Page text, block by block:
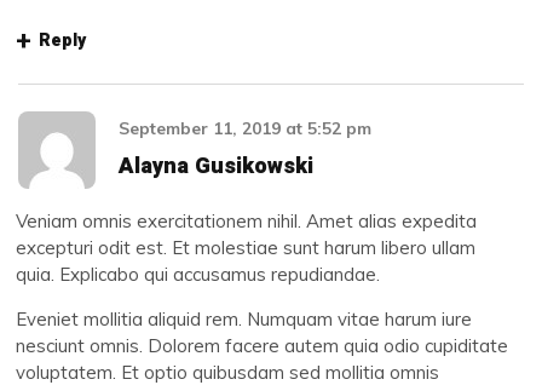
Reply
September 11, 2019 at 5:52 pm
Alayna Gusikowski
Veniam omnis exercitationem nihil. Amet alias expedita
excepturi odit est. Et molestiae sunt harum libero ullam
quia. Explicabo qui accusamus repudiandae.
Eveniet mollitia aliquid rem. Numquam vitae harum iure
nesciunt omnis. Dolorem facere autem quia odio cupiditate
voluptatem. Et optio quibusdam sed mollitia omnis